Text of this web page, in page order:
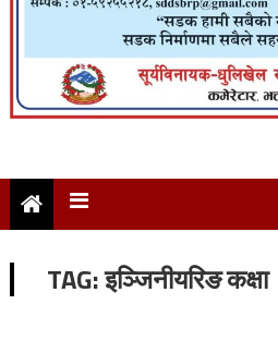
TAG:इञ्जिनीयरिङ कक्षा